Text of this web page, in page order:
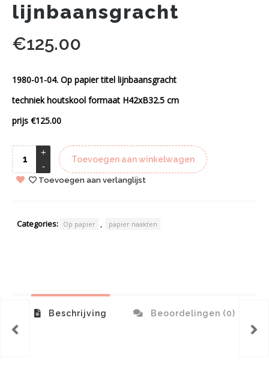
lijnbaansgracht
€125.00
1980-01-04. Op papier titel lijnbaansgracht
techniek houtskool formaat H42xB32.5 cm
prijs €125.00
Toevoegen aan winkelwagen
Toevoegen aan verlanglijst
Categories: Op papier papier naakten
Beschrijving Beoordelingen (0)